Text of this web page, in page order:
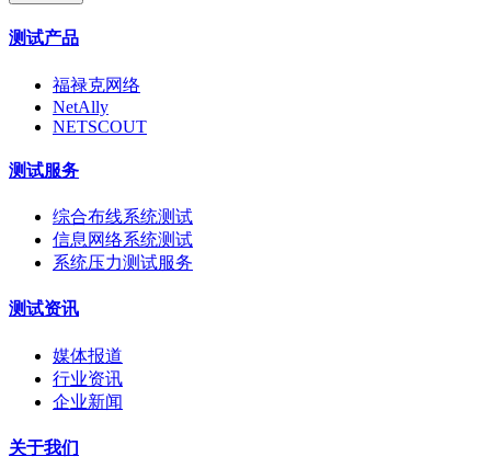
测试产品
福禄克网络
NetAlly
NETSCOUT
测试服务
综合布线系统测试
信息网络系统测试
系统压力测试服务
测试资讯
媒体报道
行业资讯
企业新闻
关于我们